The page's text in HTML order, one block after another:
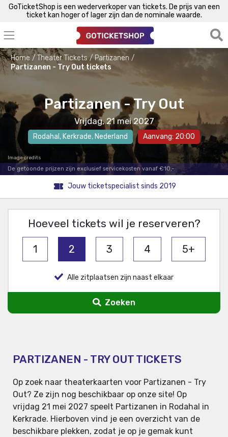
GoTicketShop is een wederverkoper van tickets. De prijs van een
ticket kan hoger of lager zijn dan de nominale waarde.
Home Theater Tickets
Partizanen
Partizanen - Try Out tickets
Partizanen - Try Out
Vrijdag, 21 mei 2027
Rodahal , Kerkrade, Nederland Aanvang: 20:00
Image credits
De getoonde prijzen zijn exclusief servicekosten vanaf €10,-.
Jouw ticketspecialist sinds 2019
Hoeveel tickets wil je reserveren?
1 2 3 4 5+
Alle zitplaatsen zijn naast elkaar
Zoeken
PARTIZANEN - TRY OUT TICKETS
Op zoek naar theaterkaarten voor Partizanen - Try
Out? Ze zijn nog beschikbaar op onze site! Op
vrijdag 21 mei 2027 speelt Partizanen in Rodahal in
Kerkrade. Hierboven vind je een overzicht van de
beschikbare plekken, zodat je op je gemak kunt